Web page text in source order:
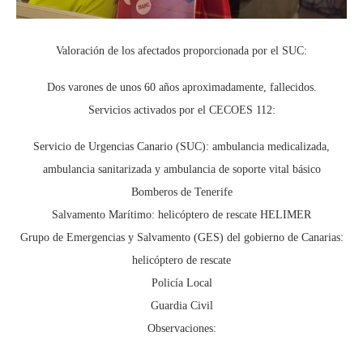
Valoración de los afectados proporcionada por el SUC:
Dos varones de unos 60 años aproximadamente, fallecidos.
Servicios activados por el CECOES 112:
Servicio de Urgencias Canario (SUC): ambulancia medicalizada,
ambulancia sanitarizada y ambulancia de soporte vital básico
Bomberos de Tenerife
Salvamento Marítimo: helicóptero de rescate HELIMER
Grupo de Emergencias y Salvamento (GES) del gobierno de Canarias:
helicóptero de rescate
Policía Local
Guardia Civil
Observaciones: